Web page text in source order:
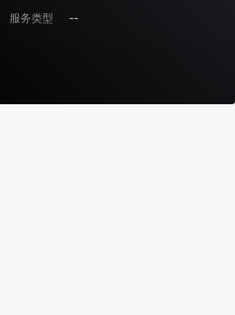
服务类型
--